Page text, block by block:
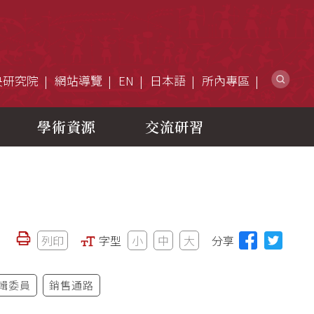
究院 網站導覽 EN 日本語 所內專區
學術資源 交流研習
列印 字型 小 中 大 分享
委員 銷售通路